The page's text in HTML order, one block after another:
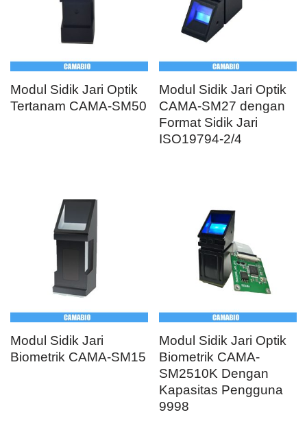
Modul Sidik Jari Optik
Tertanam CAMA-SM50
Modul Sidik Jari Optik
CAMA-SM27 dengan
Format Sidik Jari
ISO19794-2/4
Modul Sidik Jari
Biometrik CAMA-SM15
Modul Sidik Jari Optik
Biometrik CAMA-
SM2510K Dengan
Kapasitas Pengguna
9998